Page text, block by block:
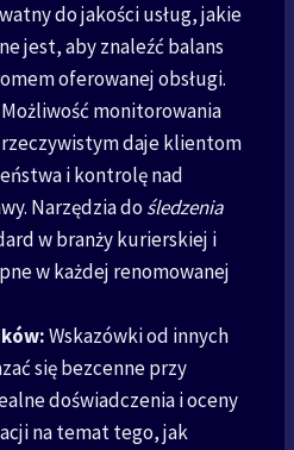
do jakości usług, jakie
jest, aby znaleźć balans
oferowanej obsługi.
Możliwość monitorowania
rzeczywistym daje klientom
i kontrolę nad
Narzędzia dośledzenia
w branży kurierskiej i
w każdej renomowanej
Wskazówki od innych
się bezcenne przy
doświadczenia i oceny
na temat tego, jak